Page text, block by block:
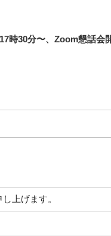
時30分〜、Zoom懇話会
上げます。